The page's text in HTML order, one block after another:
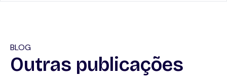
BLOG
Outras publicações